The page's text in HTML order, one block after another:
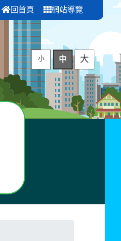
回首頁 網站導覽
小 中 大